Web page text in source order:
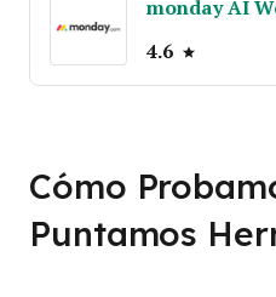
monday AI
4.6
Cómo
Puntamos